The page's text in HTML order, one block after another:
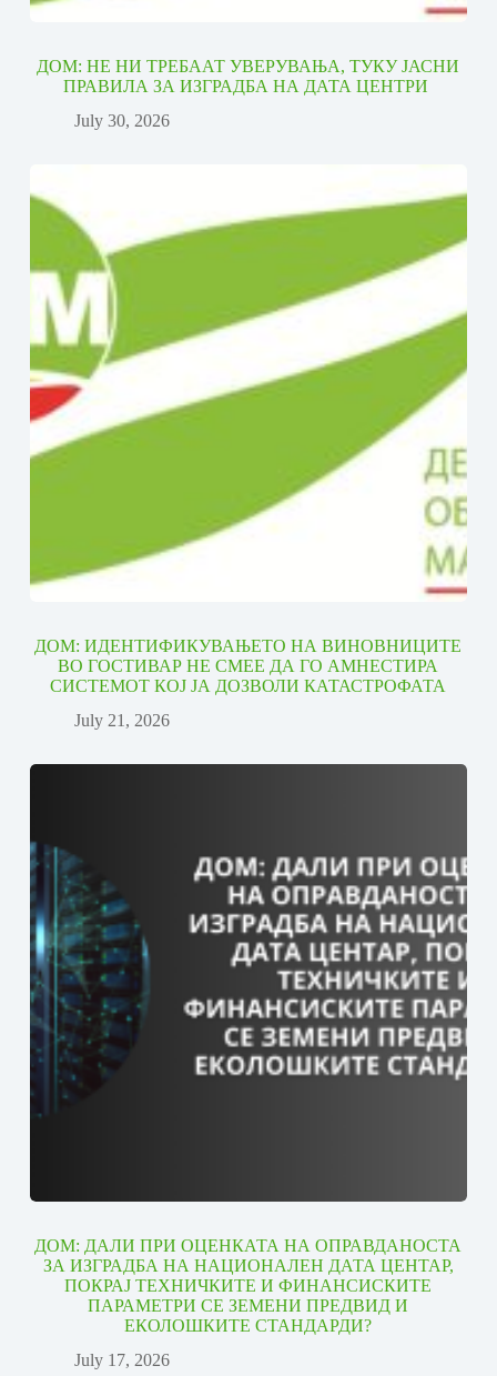
ДОМ: НЕ НИ ТРЕБААТ УВЕРУВАЊА, ТУКУ ЈАСНИ
ПРАВИЛА ЗА ИЗГРАДБА НА ДАТА ЦЕНТРИ
July 30, 2026
ДОМ: ИДЕНТИФИКУВАЊЕТО НА ВИНОВНИЦИТЕ
ВО ГОСТИВАР НЕ СМЕЕ ДА ГО АМНЕСТИРА
СИСТЕМОТ КОЈ ЈА ДОЗВОЛИ КАТАСТРОФАТА
July 21, 2026
ДОМ: ДАЛИ ПРИ ОЦЕНКАТА НА ОПРАВДАНОСТА
ЗА ИЗГРАДБА НА НАЦИОНАЛЕН ДАТА ЦЕНТАР,
ПОКРАЈ ТЕХНИЧКИТЕ И ФИНАНСИСКИТЕ
ПАРАМЕТРИ СЕ ЗЕМЕНИ ПРЕДВИД И
ЕКОЛОШКИТЕ СТАНДАРДИ?
July 17, 2026